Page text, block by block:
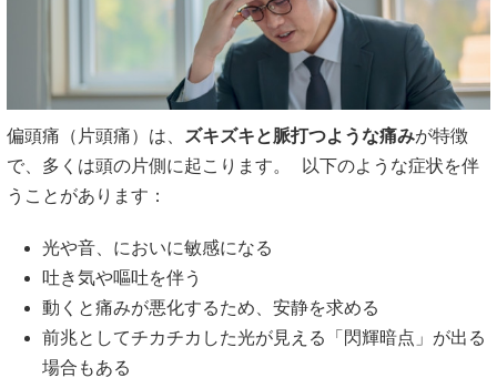
偏頭痛（片頭痛）は、 ズキズキと脈打つような痛みが特徴
で、多くは頭の片側に起こります。 以下のような症状を伴
うことがあります：
光や音、においに敏感になる
吐き気や嘔吐を伴う
動くと痛みが悪化するため、安静を求める
前兆としてチカチカした光が見える「閃輝暗点」が出る
場合もある